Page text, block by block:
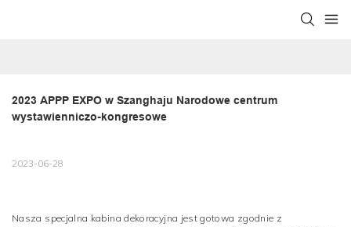
2023 APPP EXPO w Szanghaju Narodowe centrum
wystawienniczo-kongresowe
2023-06-28
Nasza specjalna kabina dekoracyjna jest gotowa zgodnie z